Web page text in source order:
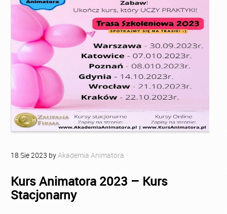
18 Sie2023 byAkademia Animatora
Kurs Animatora 2023 – Kurs
Stacjonarny